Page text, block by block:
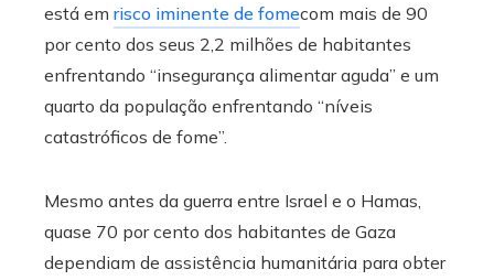
está em risco iminente de fomecom mais de 90
por cento dos seus 2,2 milhões de habitantes
enfrentando “insegurança alimentar aguda” e um
quarto da população enfrentando “níveis
catastróficos de fome”.
Mesmo antes da guerra entre Israel e o Hamas,
quase 70 por cento dos habitantes de Gaza
dependiam de assistência humanitária para obter